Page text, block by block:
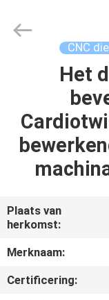
OVER
Technology
CNC
Het
Plaats van
herkomst:
Merknaam:
Certificering: